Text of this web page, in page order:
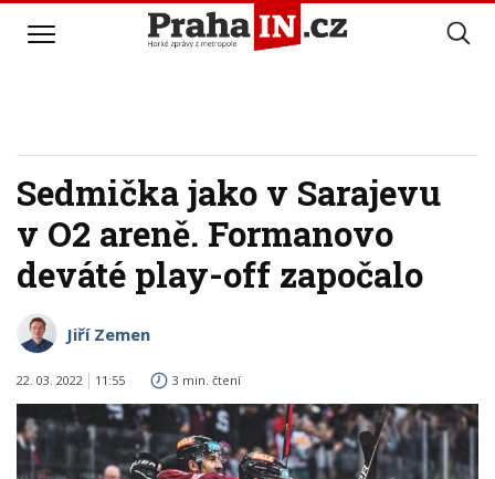
Sedmička jako v Sarajevu
v O2 areně. Formanovo
deváté play-off započalo
Jiří Zemen
22. 03. 2022 11:55 3 min. čtení